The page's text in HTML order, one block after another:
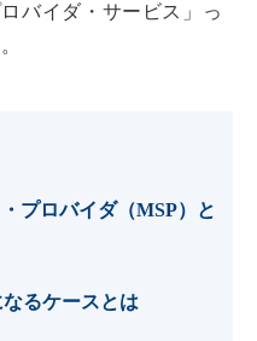
バイダ・サービス」っ
プロバイダ（MSP）と
るケースとは